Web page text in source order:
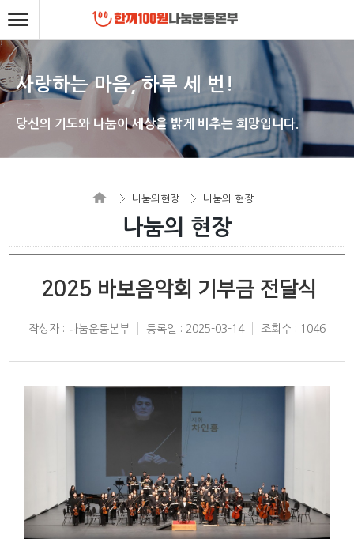
사랑하는 마음, 하루 세 번!
당신의 기도와 나눔이 세상을 밝게 비추는 희망입니다.
나눔의현장 나눔의 현장
나눔의 현장
2025 바보음악회 기부금 전달식
작성자 : 나눔운동본부 등록일 : 2025-03-14 조회수 : 1046